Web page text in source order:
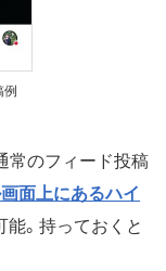
例
常のフィード投稿
面上にあるハイ
。持っておくと